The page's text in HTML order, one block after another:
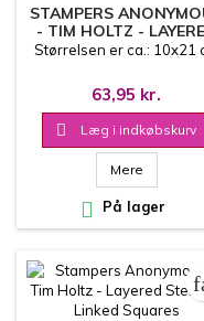
STAMPERS
- TIM HOLTZ -
STENCIL - LINKED
Størrelsen er ca.: 10x21
63,95 kr.
 Læg i indkøbskurv
Mere
 På lager